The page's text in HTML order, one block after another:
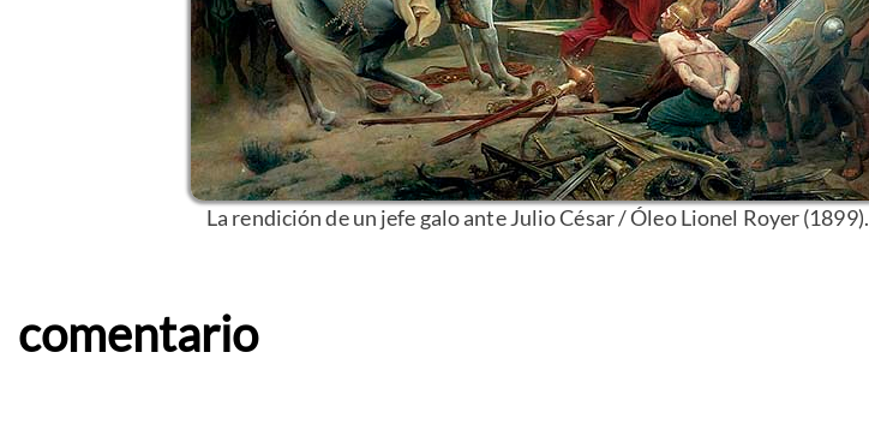
La rendición de un jefe galo ante Julio César / Óleo Lionel Royer (1899).
comentario